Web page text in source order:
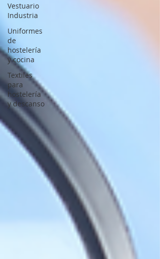
Vestuario
Industria
Uniformes
de
hostelería
y cocina
Textiles
para
hostelería
y descanso